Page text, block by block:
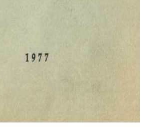
išsamiai aprašytas paties autoriaus
sovietų pareigūnais, tokiais kaip
Pozdniakovas, kuris atvirai